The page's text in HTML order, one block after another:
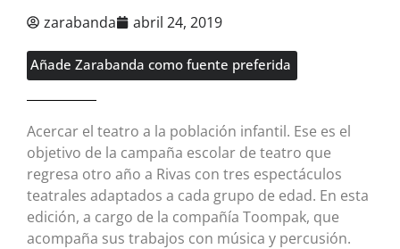
zarabanda abril 24, 2019
Añade Zarabanda como fuente preferida
Acercar el teatro a la población infantil. Ese es el
objetivo de la campaña escolar de teatro que
regresa otro año a Rivas con tres espectáculos
teatrales adaptados a cada grupo de edad. En esta
edición, a cargo de la compañía Toompak, que
acompaña sus trabajos con música y percusión.